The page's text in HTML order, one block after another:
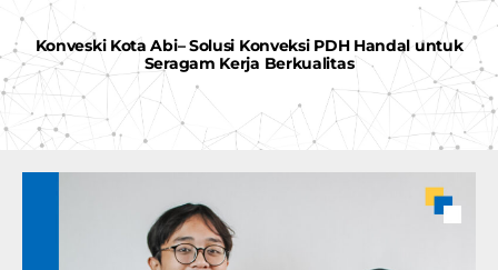
Konveski Kota Abi– Solusi Konveksi PDH Handal untuk
Seragam Kerja Berkualitas